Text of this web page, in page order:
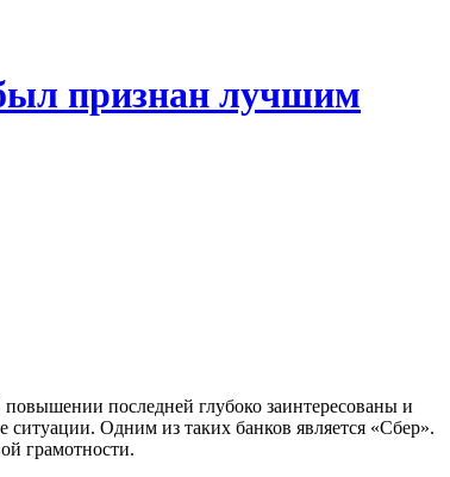
признан лучшим
последней глубоко заинтересованы и
Одним из таких банков является «Сбер».
грамотности.